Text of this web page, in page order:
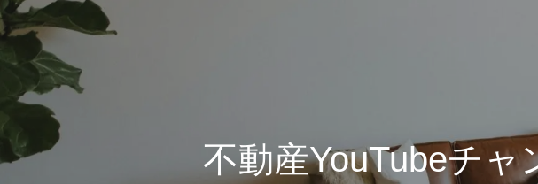
不動産YouTubeチ